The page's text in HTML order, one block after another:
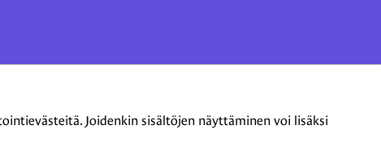
Joidenkin sisältöjen näyttäminen voi lisäksi